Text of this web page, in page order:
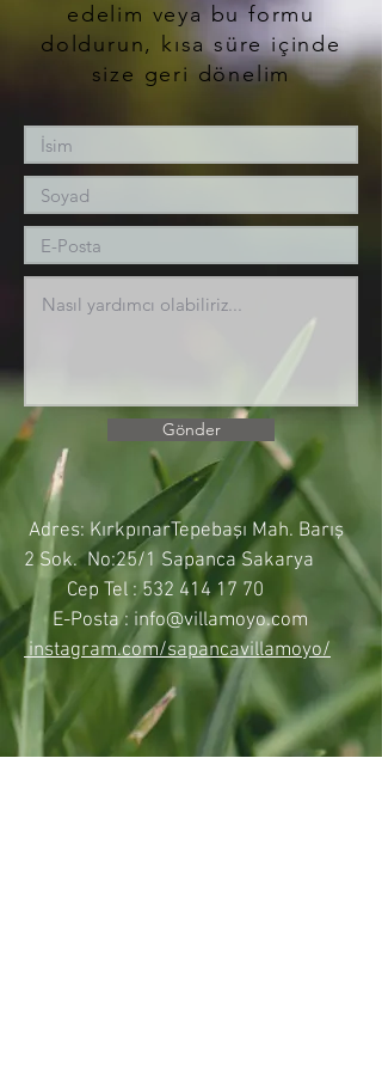
edelim veya bu formu
doldurun, kısa süre içinde
size geri dönelim
Gönder
Adres: KırkpınarTepebaşı Mah. Barış
2 Sok. No:25/1 Sapanca Sakarya
Cep Tel : 532 414 17 70
E-Posta : info@villamoyo.com
instagram.com/sapancavillamoyo/